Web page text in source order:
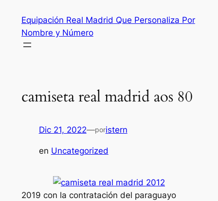
contenido
Equipación Real Madrid Que Personaliza Por
Nombre y Número
camiseta real madrid aos 80
Dic 21, 2022—poristern
en Uncategorized
2019 con la contratación del paraguayo